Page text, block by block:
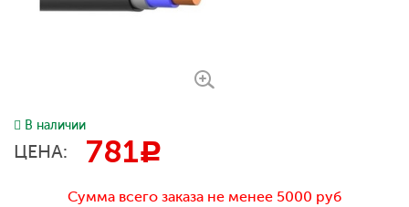
В наличии
ЦЕНА: 781c
Сумма всего заказа не менее 5000 руб